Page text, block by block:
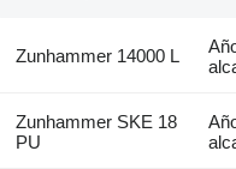
Zunhammer 14000 L
Zunhammer SKE 18
PU